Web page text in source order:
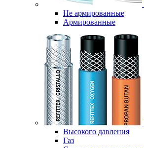
Не армированные
Армированные
Высокого давления
Газ